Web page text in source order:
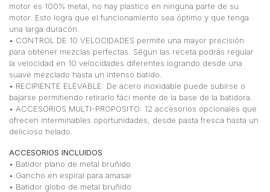
motor es 100% metal, no hay plastico en ninguna parte de su
motor. Esto logra que el funcionamiento sea óptimo y que tenga
una larga duracón.
• CONTROL DE 10 VELOCIDADES permite una mayor precisión
para obtener mezclas perfectas. Ségun las receta podrás regular
la velocidad en 10 velocidades diferentes logrando desde una
suave mezclado hasta un intenso batido.
• RECIPIENTE ELEVABLE: De acero inoxidable puede subirse o
bajarse permitiendo retirarlo fáci mente de la base de la batidora.
• ACCESORIOS MULTI-PROPOSITO: 12 accesorios opcionales que
ofrecen interminables oportunidades, desde pasta fresca hasta un
delicioso helado.
ACCESORIOS INCLUIDOS
• Batidor plano de metal bruñido
• Gancho en espiral para amasar
• Batidor globo de metal bruñido